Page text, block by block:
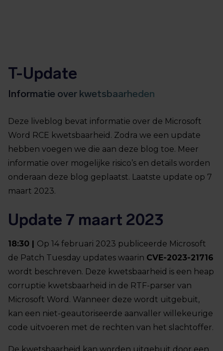
T-Update
Informatie over kwetsbaarheden
Deze liveblog bevat informatie over de Microsoft
Word RCE kwetsbaarheid. Zodra we een update
hebben voegen we die aan deze blog toe. Meer
informatie over mogelijke risico’s en details worden
onderaan deze blog geplaatst. Laatste update op 7
maart 2023.
Update 7 maart 2023
18:30 | Op 14 februari 2023 publiceerde Microsoft
de Patch Tuesday updates waarin CVE-2023-21716
wordt beschreven. Deze kwetsbaarheid is een heap
corruptie kwetsbaarheid in de RTF-parser van
Microsoft Word. Wanneer deze wordt uitgebuit,
kan een niet-geautoriseerde aanvaller willekeurige
code uitvoeren met de rechten van het slachtoffer.